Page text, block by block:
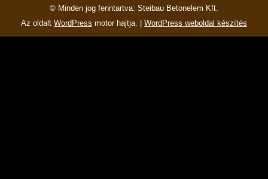
© Minden jog fenntartva: Steibau Betonelem Kft.
Az oldalt WordPress motor hajtja. | WordPress weboldal készítés